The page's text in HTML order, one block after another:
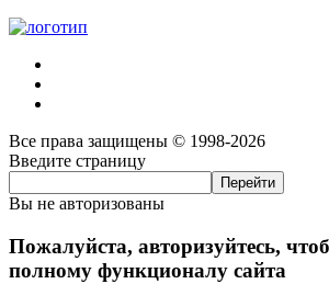
Все права защищены © 1998-2026
Введите страницу
Вы не авторизованы
Пожалуйста, авторизуйтесь,
полному функционалу сайта